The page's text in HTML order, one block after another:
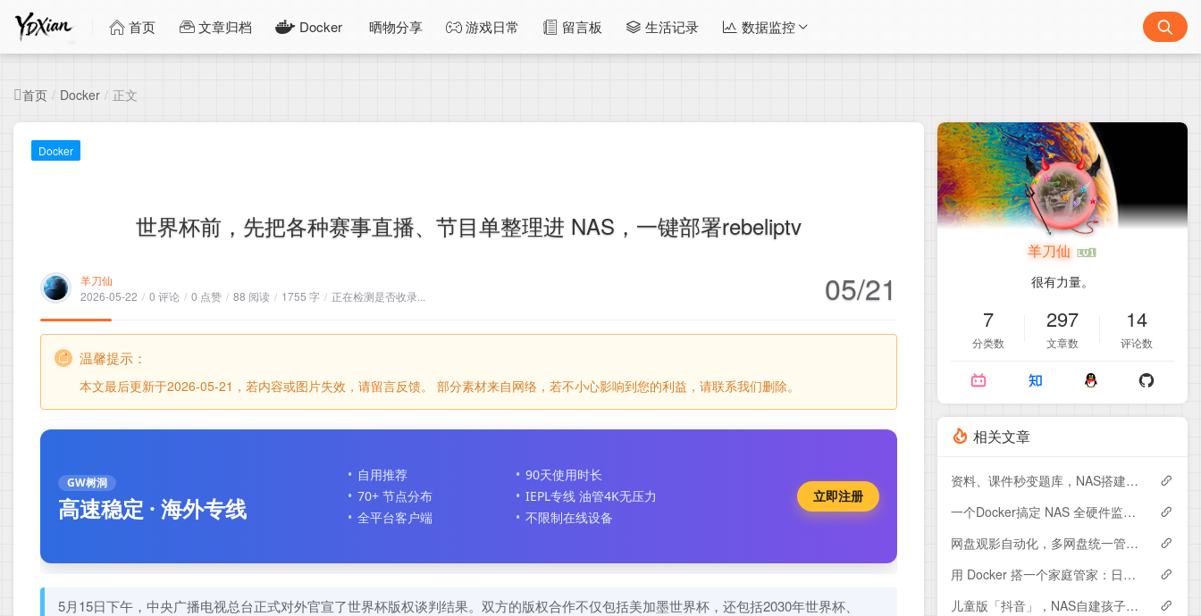
首页 文章归档 Docker 晒物分享 游戏日常 留言板 生活记录 数据监控
首页 / Docker / 正文
Docker
世界杯前，先把各种赛事直播、节目单整理进 NAS，一键部署rebeliptv
羊刀仙
2026-05-22 / 0 评论 / 0 点赞 / 88 阅读 / 1755 字 / 正在检测是否收录... 05/21
温馨提示：
本文最后更新于2026-05-21，若内容或图片失效，请留言反馈。 部分素材来自网络，若不小心影响到您的利益，请联系我们删除。
GW树洞
高速稳定 · 海外专线
自用推荐
90天使用时长
70+ 节点分布
IEPL专线 油管4K无压力
全平台客户端
不限制在线设备
立即注册
5月15日下午，中央广播电视总台正式对外官宣了世界杯版权谈判结果。双方的版权合作不仅包括美加墨世界杯，还包括2030年世界杯、
羊刀仙
很有力量。
7
分类数
297
文章数
14
评论数
相关文章
资料、课件秒变题库，NAS搭建专属AI刷题系统Exameow
一个Docker搞定 NAS 全硬件监控：CPU、硬盘、显卡专业监控大屏～
网盘观影自动化，多网盘统一管理！NAS部署LitePan，联动Emby打造私人影音库
用 Docker 搭一个家庭管家：日程、账单、任务全都能管，Yuvomi使用与搭建
儿童版「抖音」，NAS自建孩子专属的短视频平台，保驾护航。